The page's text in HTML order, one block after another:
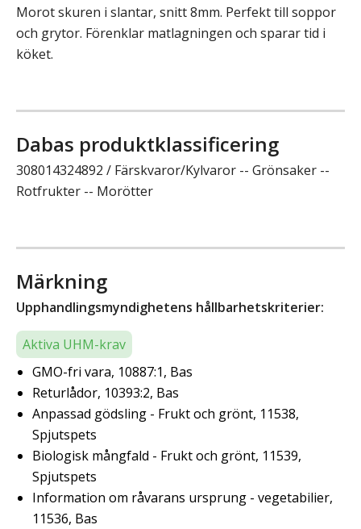
Morot skuren i slantar, snitt 8mm. Perfekt till soppor
och grytor. Förenklar matlagningen och sparar tid i
köket.
Dabas produktklassificering
308014324892 / Färskvaror/Kylvaror -- Grönsaker --
Rotfrukter -- Morötter
Märkning
Upphandlingsmyndighetens hållbarhetskriterier:
Aktiva UHM-krav
GMO-fri vara, 10887:1, Bas
Returlådor, 10393:2, Bas
Anpassad gödsling - Frukt och grönt, 11538,
Spjutspets
Biologisk mångfald - Frukt och grönt, 11539,
Spjutspets
Information om råvarans ursprung - vegetabilier,
11536, Bas